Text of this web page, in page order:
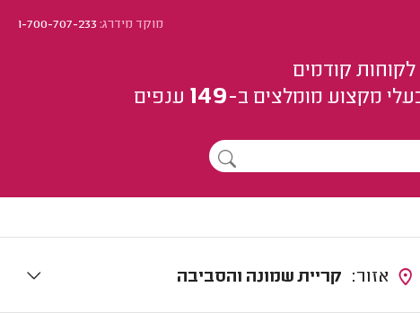
מוקד מידרג:1-700-707-233
קודמים
מקצוע מומלצים ב-149 ענפים
קריית שמונה והסביבה